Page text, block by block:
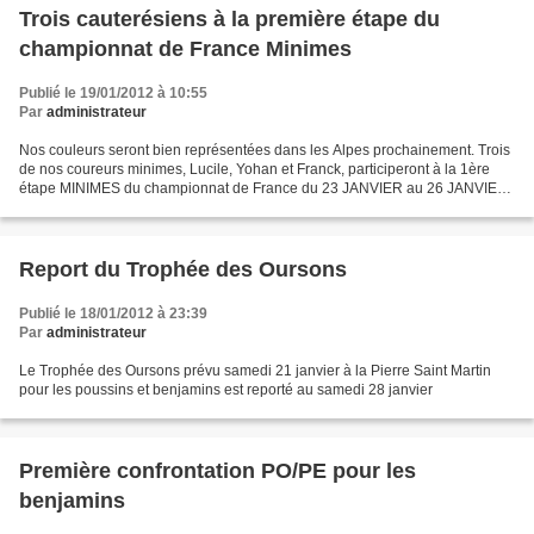
Trois cauterésiens à la première étape du
championnat de France Minimes
Publié le 19/01/2012 à 10:55
Par administrateur
Nos couleurs seront bien représentées dans les Alpes prochainement. Trois
de nos coureurs minimes, Lucile, Yohan et Franck, participeront à la 1ère
étape MINIMES du championnat de France du 23 JANVIER au 26 JANVIER
Report du Trophée des Oursons
Publié le 18/01/2012 à 23:39
Par administrateur
Le Trophée des Oursons prévu samedi 21 janvier à la Pierre Saint Martin
pour les poussins et benjamins est reporté au samedi 28 janvier
Première confrontation PO/PE pour les
benjamins